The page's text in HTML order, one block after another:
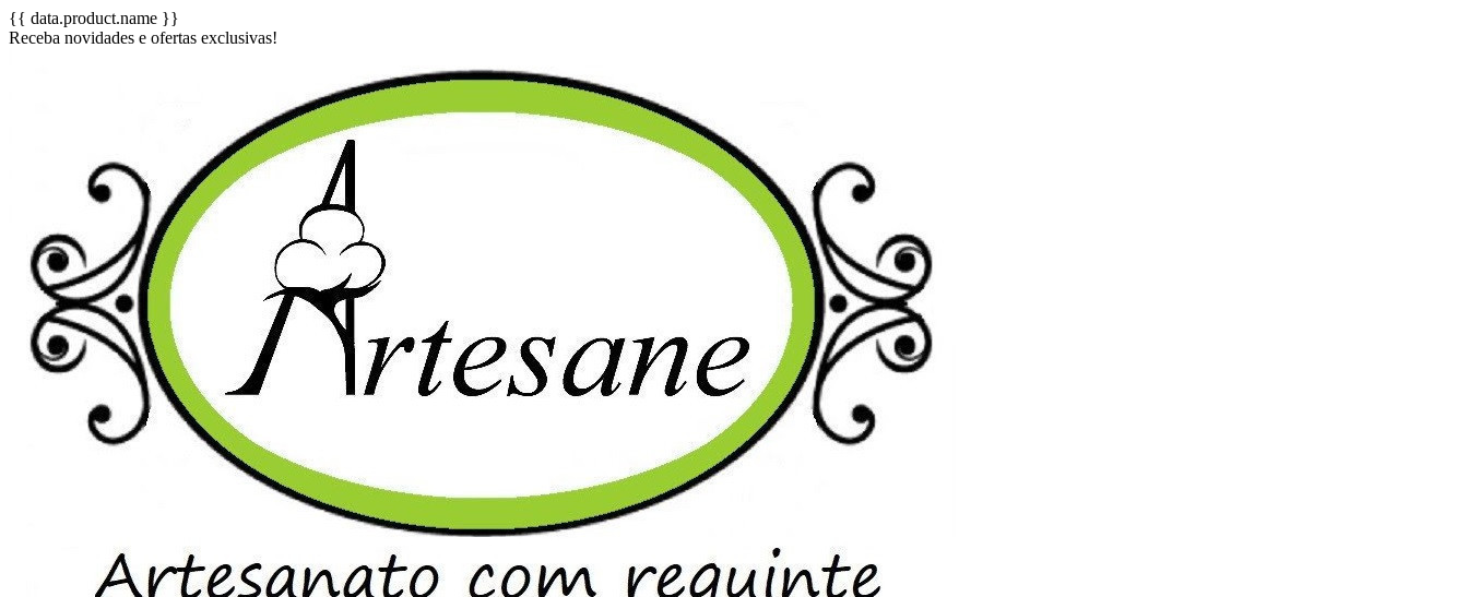
{{ data.product.name }}
Receba novidades e ofertas exclusivas!